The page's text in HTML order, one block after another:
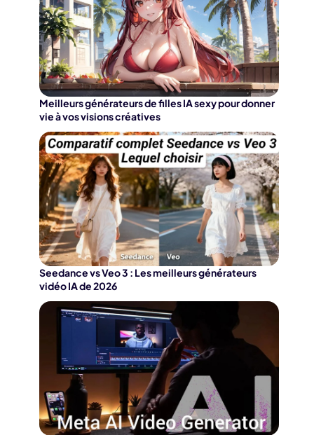
Meilleurs générateurs de filles IA sexy pour donner
vie à vos visions créatives
Seedance vs Veo 3 : Les meilleurs générateurs
vidéo IA de 2026